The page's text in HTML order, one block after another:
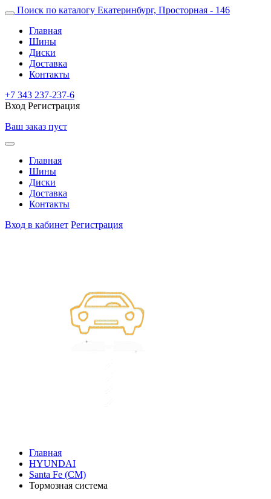
Поиск по каталогу Екатеринбург, Просторная - 146
Главная
Шины
Диски
Доставка
Контакты
+7 343 237-237-6
Вход Регистрация
Ваш заказ пуст
Главная
Шины
Диски
Доставка
Контакты
Вход в кабинет Регистрация
Главная
HYUNDAI
Santa Fe (CM)
Тормозная система